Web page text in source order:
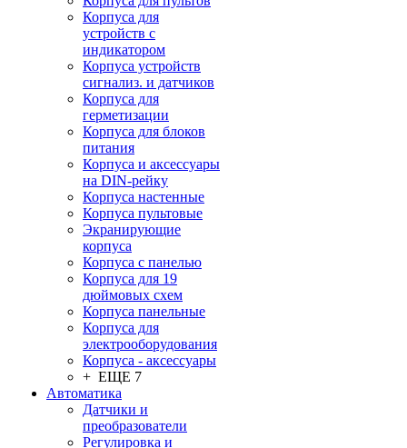
Корпуса для
устройств с
индикатором
Корпуса устройств
сигнализ. и датчиков
Корпуса для
герметизации
Корпуса для блоков
питания
Корпуса и аксессуары
на DIN-рейку
Корпуса настенные
Корпуса пультовые
Экранирующие
корпуса
Корпуса с панелью
Корпуса для 19
дюймовых схем
Корпуса панельные
Корпуса для
электрооборудования
Корпуса - аксессуары
+ ЕЩЕ 7
Автоматика
Датчики и
преобразователи
Регулировка и